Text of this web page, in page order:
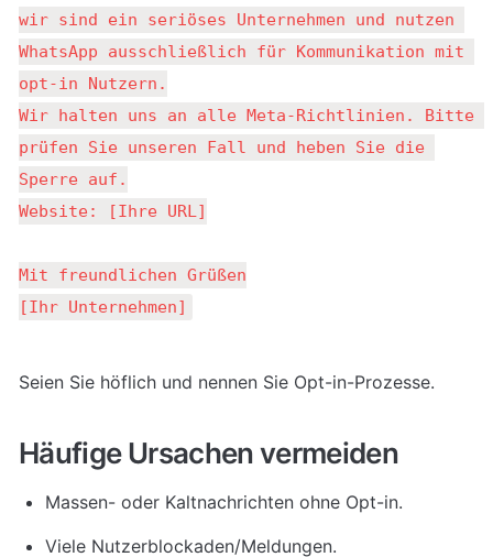
wir sind ein seriöses Unternehmen und nutzen
WhatsApp ausschließlich für Kommunikation mit
opt-in Nutzern.
Wir halten uns an alle Meta-Richtlinien. Bitte
prüfen Sie unseren Fall und heben Sie die
Sperre auf.
Website: [Ihre URL]
Mit freundlichen Grüßen
[Ihr Unternehmen]
Seien Sie höflich und nennen Sie Opt-in-Prozesse.
Häufige Ursachen vermeiden
Massen- oder Kaltnachrichten ohne Opt-in.
Viele Nutzerblockaden/Meldungen.